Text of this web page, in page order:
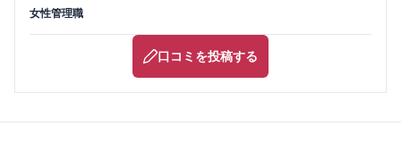
女性管理職
口コミを投稿する